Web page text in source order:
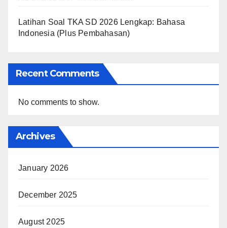
Latihan Soal TKA SD 2026 Lengkap: Bahasa
Indonesia (Plus Pembahasan)
Recent Comments
No comments to show.
Archives
January 2026
December 2025
August 2025